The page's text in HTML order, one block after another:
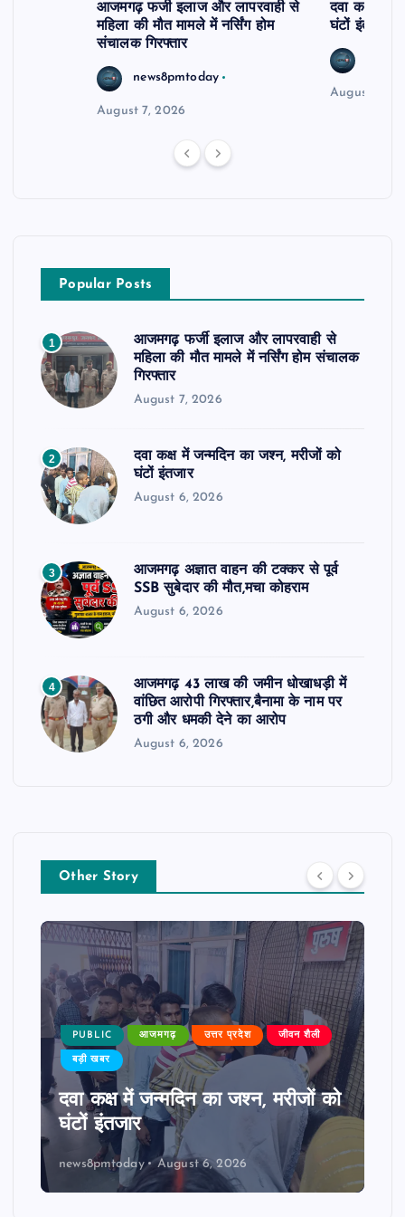
आजमगढ़ फर्जी इलाज और लापरवाही से
महिला की मौत मामले में नर्सिंग होम
संचालक गिरफ्तार
news8pmtoday
August 7, 2026
दवा कक्ष में
घंटों इंतजार
August 6,
Popular Posts
1
आजमगढ़ फर्जी इलाज और लापरवाही से
महिला की मौत मामले में नर्सिंग होम संचालक
गिरफ्तार
August 7, 2026
2
दवा कक्ष में जन्मदिन का जश्न, मरीजों को
घंटों इंतजार
August 6, 2026
3
आजमगढ़ अज्ञात वाहन की टक्कर से पूर्व
SSB सुबेदार की मौत,मचा कोहराम
August 6, 2026
4
आजमगढ़ 43 लाख की जमीन धोखाधड़ी में
वांछित आरोपी गिरफ्तार,बैनामा के नाम पर
ठगी और धमकी देने का आरोप
August 6, 2026
Other Story
PUBLIC आजमगढ़ उत्तर प्रदेश जीवन शैली
बड़ी खबर
दवा कक्ष में जन्मदिन का जश्न, मरीजों को
घंटों इंतजार
news8pmtoday August 6, 2026